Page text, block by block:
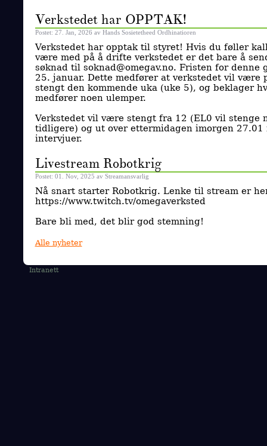
Verkstedet har OPPTAK!
Postet: 27. Jan, 2026 av Hands Sosietetheed Ordhinatioren
Verkstedet har opptak til styret! Hvis du føller
være med på å drifte verkstedet er det bare å
søknad til soknad@omegav.no. Fristen for denne
25. januar. Dette medfører at verkstedet vil være
stengt den kommende uka (uke 5), og beklager
medfører noen ulemper.
Verkstedet vil være stengt fra 12 (EL0 vil stenge
tidligere) og ut over ettermidagen imorgen 27.01
intervjuer.
Livestream Robotkrig
Postet: 01. Nov, 2025 av Streamansvarlig
Nå snart starter Robotkrig. Lenke til stream er
https://www.twitch.tv/omegaverksted
Bare bli med, det blir god stemning!
Alle nyheter
Intranett